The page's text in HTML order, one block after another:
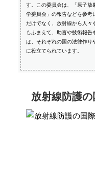
す。この委員会は、「原子放
学委員会」の報告などを参考
だけでなく、放射線から人々
もふまえて、助言や技術報告
は、それぞれの国の法律作り
に役立てられています。
放射線防護